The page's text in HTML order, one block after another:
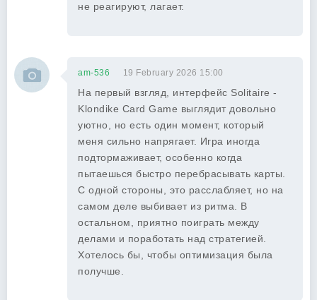
не реагируют, лагает.
am-536 19 February 2026 15:00
На первый взгляд, интерфейс Solitaire -
Klondike Card Game выглядит довольно
уютно, но есть один момент, который
меня сильно напрягает. Игра иногда
подтормаживает, особенно когда
пытаешься быстро перебрасывать карты.
С одной стороны, это расслабляет, но на
самом деле выбивает из ритма. В
остальном, приятно поиграть между
делами и поработать над стратегией.
Хотелось бы, чтобы оптимизация была
получше.